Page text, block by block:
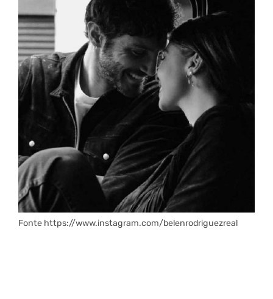
Fonte https://www.instagram.com/belenrodriguezreal